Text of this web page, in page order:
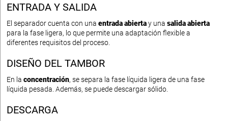
ENTRADA Y SALIDA
El separador cuenta con una entrada abiertay una salida abierta
para la fase ligera, lo que permite una adaptación flexible a
diferentes requisitos del proceso.
DISEÑO DEL TAMBOR
En la concentración, se separa la fase líquida ligera de una fase
líquida pesada. Además, se puede descargar sólido.
DESCARGA